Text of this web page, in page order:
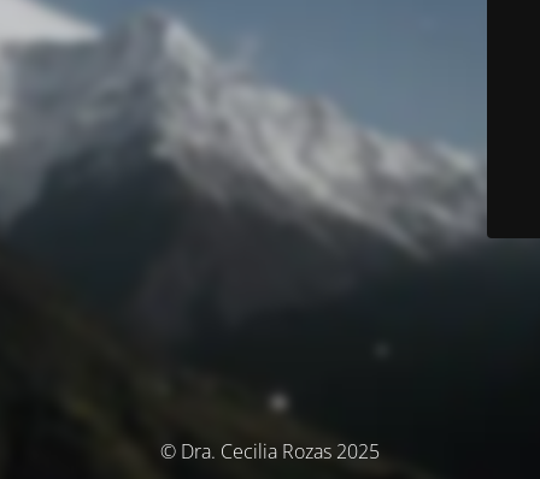
© Dra. Cecilia Rozas 2025